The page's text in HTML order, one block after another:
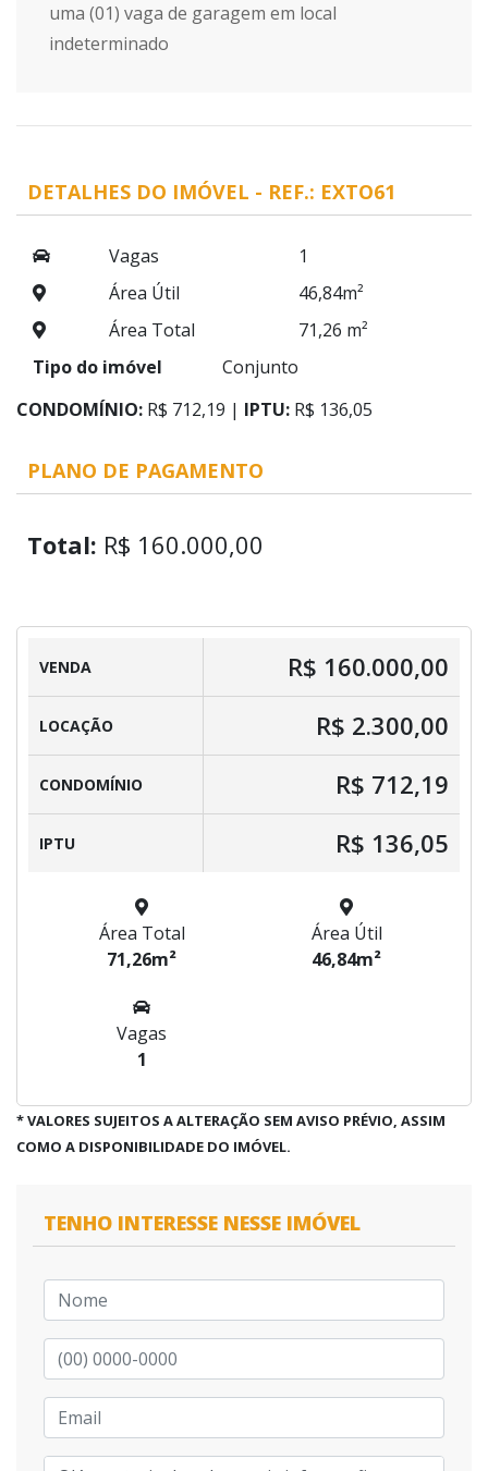
uma (01) vaga de garagem em local
indeterminado
DETALHES DO IMÓVEL - REF.: EXTO61
Vagas
1
Área Útil
46,84m²
Área Total
71,26 m²
Tipo do imóvel
Conjunto
CONDOMÍNIO: R$ 712,19 | IPTU: R$ 136,05
PLANO DE PAGAMENTO
Total: R$ 160.000,00
VENDA R$ 160.000,00
LOCAÇÃO R$ 2.300,00
CONDOMÍNIO R$ 712,19
IPTU R$ 136,05
Área Total
71,26m²
Área Útil
46,84m²
Vagas
1
* VALORES SUJEITOS A ALTERAÇÃO SEM AVISO PRÉVIO, ASSIM
COMO A DISPONIBILIDADE DO IMÓVEL.
TENHO INTERESSE NESSE IMÓVEL